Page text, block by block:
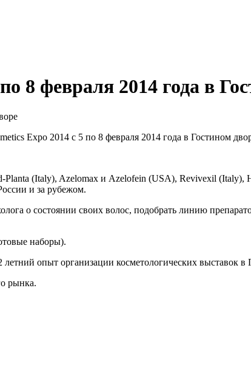
8 февраля 2014 года в
Expo 2014 с 5 по 8 февраля 2014 года в Гостином
(Italy), Azelomax и Azelofein (USA), Revivexil (Italy),
и за рубежом.
о состоянии своих волос, подобрать линию
наборы).
опыт организации косметологических выставок в
рынка.